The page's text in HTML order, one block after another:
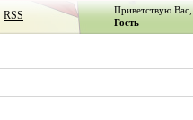
RSS Приветствую Вас,
Гость